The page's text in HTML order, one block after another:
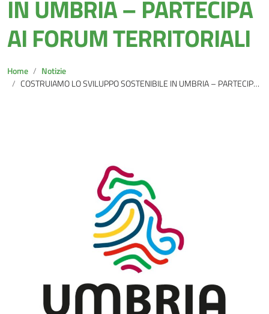
IN UMBRIA – PARTECIPA
AI FORUM TERRITORIALI
Home
Notizie
COSTRUIAMO LO SVILUPPO SOSTENIBILE IN UMBRIA – PARTECIPA AI FORUM TERRITORIALI